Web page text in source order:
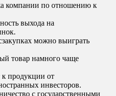
компании по отношению к
выхода на
можно выиграть
товар намного чаще
к продукции от
инвесторов.
с государственными